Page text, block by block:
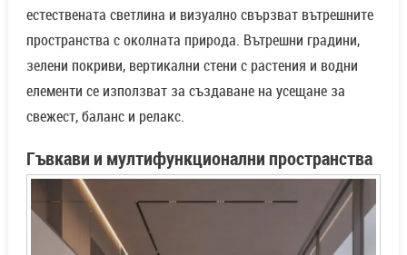
естествената светлина и визуално свързват вътрешните
пространства с околната природа. Вътрешни градини,
зелени покриви, вертикални стени с растения и водни
елементи се използват за създаване на усещане за
свежест, баланс и релакс.
Гъвкави и мултифункционални пространства